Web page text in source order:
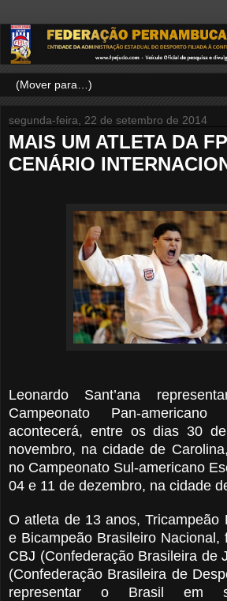
segunda-feira, 22 de setembro de 2014
MAIS UM ATLETA DA
CENÁRIO
Leonardo Sant’ana
Campeonato Pan-
acontecerá, entre os dias 30
novembro, na cidade de
no Campeonato Sul-americano
04 e 11 de dezembro, na cidade
O atleta de 13 anos, Tricampeão
e Bicampeão Brasileiro Nacional,
CBJ (Confederação Brasileira de
(Confederação Brasileira de
representar o Brasil em